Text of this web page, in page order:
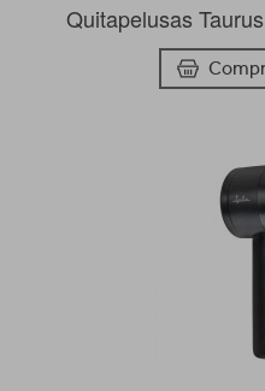
Quitapelusas